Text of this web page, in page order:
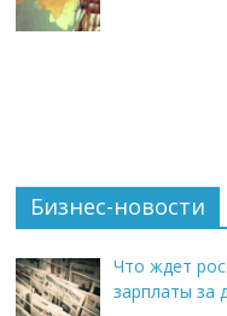
Бизнес-новости
Что ждет
зарплаты за